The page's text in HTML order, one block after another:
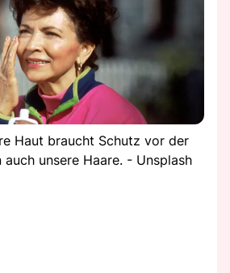
Haut braucht Schutz vor der
auch unsere Haare. - Unsplash